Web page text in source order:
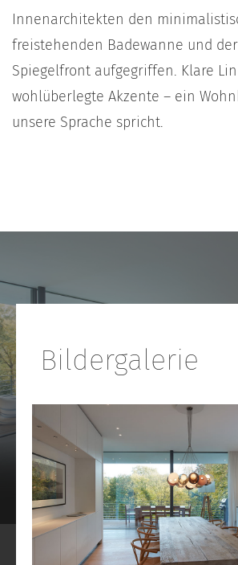
Innenarchitekten den
freistehenden Badewanne und
Spiegelfront aufgegriffen. Klare
wohlüberlegte Akzente – ein
unsere Sprache spricht.
Bildergalerie